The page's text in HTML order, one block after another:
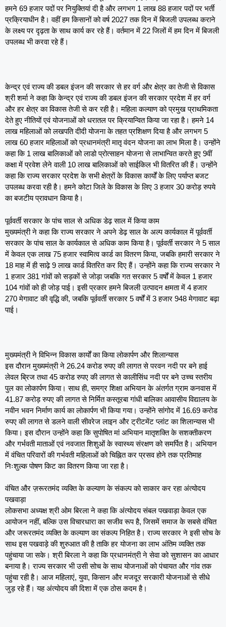
हमने 69 हजार पदों पर नियुक्तियां दी है और लगभग 1 लाख 88 हजार पदों पर भर्ती
प्रक्रियाधीन है। वहीं हम किसानों को वर्ष 2027 तक दिन में बिजली उपलब्ध कराने
के लक्ष्य पर दृढ़ता के साथ कार्य कर रहे हैं। वर्तमान में 22 जिलों में हम दिन में बिजली
उपलब्ध भी करवा रहे हैं।
केन्द्र एवं राज्य की डबल इंजन की सरकार से हर वर्ग और क्षेत्र का तेजी से विकास
श्री शर्मा ने कहा कि केन्द्र एवं राज्य की डबल इंजन की सरकार प्रदेश में हर वर्ग
और हर क्षेत्र का विकास तेजी से कर रही है। महिला कल्याण को प्रमुख प्राथमिकता
देते हुए नीतियों एवं योजनाओं को धरातल पर क्रियान्वित किया जा रहा है। हमने 14
लाख महिलाओं को लखपति दीदी योजना के तहत प्रशिक्षण दिया है और लगभग 5
लाख 60 हजार महिलाओं को प्रधानमंत्री मातृ वंदन योजना का लाभ मिला है। उन्होंने
कहा कि 1 लाख बालिकाओं को लाडो प्रोत्साहन योजना से लाभान्वित करते हुए 9वीं
कक्षा में प्रवेश लेने वाली 10 लाख बालिकाओं को साईकिल भी वितरित की हैं। उन्होंने
कहा कि राज्य सरकार प्रदेश के सभी क्षेत्रों के विकास कार्यों के लिए पर्याप्त बजट
उपलब्ध करवा रही है। हमने कोटा जिले के विकास के लिए 3 हजार 30 करोड़ रुपये
का बजटीय प्रावधान किया है।
पूर्ववर्ती सरकार के पांच साल से अधिक डेढ़ साल में किया काम
मुख्यमंत्री ने कहा कि राज्य सरकार ने अपने डेढ़ साल के अल्प कार्यकाल में पूर्ववर्ती
सरकार के पांच साल के कार्यकाल से अधिक काम किया है। पूर्ववर्ती सरकार ने 5 साल
में केवल एक लाख 75 हजार स्वामित्व कार्ड का वितरण किया, जबकि हमारी सरकार ने
18 माह में ही साढ़े 9 लाख कार्ड वितरित कर दिए हैं। उन्होंने कहा कि राज्य सरकार ने
1 हजार 381 गांवों को सड़कों से जोड़ा जबकि गत सरकार 5 वर्षों में केवल 1 हजार
104 गांवों को ही जोड़ पाई। इसी प्रकार हमने बिजली उत्पादन क्षमता में 4 हजार
270 मेगावाट की वृद्धि की, जबकि पूर्ववर्ती सरकार 5 वर्षों में 3 हजार 948 मेगावाट बढ़ा
पाई।
मुख्यमंत्री ने विभिन्न विकास कार्यों का किया लोकार्पण और शिलान्यास
इस दौरान मुख्यमंत्री ने 26.24 करोड रुपए की लागत से परवन नदी पर बने हाई
लेवल ब्रिज तथा 45 करोड रुपए की लागत से कालीसिंध नदी पर बने उच्च स्तरीय
पुल का लोकार्पण किया। साथ ही, समग्र शिक्षा अभियान के अंतर्गत ग्राम कनवास में
41.87 करोड़ रुपए की लागत से निर्मित कस्तूरबा गांधी बालिका आवासीय विद्यालय के
नवीन भवन निर्माण कार्य का लोकार्पण भी किया गया। उन्होंने सांगोद में 16.69 करोड
रुपए की लागत से डलने वाली सीवरेज लाइन और ट्रीटमेंट प्लांट का शिलान्यास भी
किया। इस दौरान उन्होंने कहा कि सुपोषित मां अभियान मातृशक्ति के सशक्तीकरण
और गर्भवती माताओं एवं नवजात शिशुओं के स्वास्थ्य संरक्षण को समर्पित है। अभियान
में वंचित परिवारों की गर्भवती महिलाओं को चिह्नित कर प्रसव होने तक प्रतिमाह
निःशुल्क पोषण किट का वितरण किया जा रहा है।
वंचित और ज़रूरतमंद व्यक्ति के कल्याण के संकल्प को साकार कर रहा अंत्योदय
पखवाड़ा
लोकसभा अध्यक्ष श्री ओम बिरला ने कहा कि अंत्योदय संबल पखवाड़ा केवल एक
आयोजन नहीं, बल्कि उस विचारधारा का सजीव रूप है, जिसमें समाज के सबसे वंचित
और जरूरतमंद व्यक्ति के कल्याण का संकल्प निहित है। राज्य सरकार ने इसी सोच के
साथ इस पखवाड़े की शुरुआत की है ताकि हर योजना का लाभ अंतिम व्यक्ति तक
पहुंचाया जा सके। श्री बिरला ने कहा कि प्रधानमंत्री ने सेवा को सुशासन का आधार
बनाया है। राज्य सरकार भी उसी सोच के साथ योजनाओं को पंचायत और गांव तक
पहुंचा रही है। आज महिलाएं, युवा, किसान और मजदूर सरकारी योजनाओं से सीधे
जुड़ रहे हैं। यह अंत्योदय की दिशा में एक ठोस कदम है।